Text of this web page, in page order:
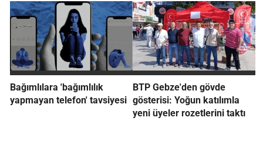
Bağımlılara 'bağımlılık
yapmayan telefon' tavsiyesi
BTP Gebze'den gövde
gösterisi: Yoğun katılımla
yeni üyeler rozetlerini taktı